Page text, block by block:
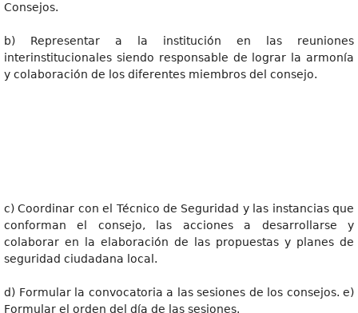
Consejos.
b) Representar a la institución en las reuniones
interinstitucionales siendo responsable de lograr la armonía
y colaboración de los diferentes miembros del consejo.
c) Coordinar con el Técnico de Seguridad y las instancias que
conforman el consejo, las acciones a desarrollarse y
colaborar en la elaboración de las propuestas y planes de
seguridad ciudadana local.
d) Formular la convocatoria a las sesiones de los consejos. e)
Formular el orden del día de las sesiones.